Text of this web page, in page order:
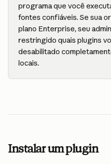
programa que você
fontes confiáveis. Se sua
plano Enterprise, seu
restringido quais plugins
desabilitado
locais.
Instalar um plugin